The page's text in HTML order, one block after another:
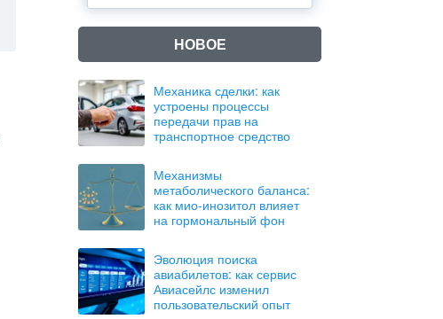
НОВОЕ
Механика сделки: как
устроены процессы
передачи прав на
транспортное средство
Механизмы
метаболического баланса:
как мио-инозитол влияет
на гормональный фон
Эволюция поиска
авиабилетов: как сервис
Авиасейлс изменил
пользовательский опыт